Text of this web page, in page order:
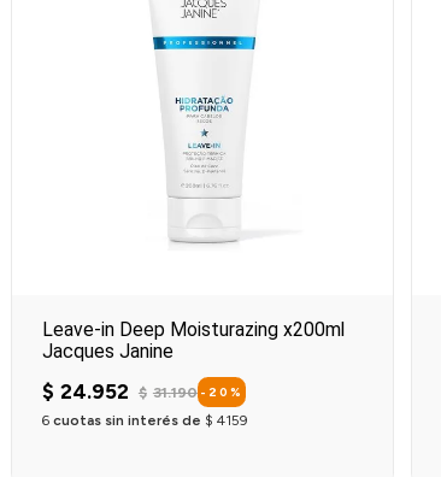
Leave-in Deep Moisturazing x200ml
Jacques Janine
$ 24.952 $ 31.190 - 20 %
6cuotas sin interés de $ 4159